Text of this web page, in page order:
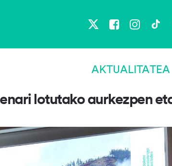
X Facebook
AKTUALITATEA
lotutako aurkezpen